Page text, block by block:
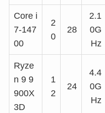
Core i
7-147
00
2
0
28
2.1
0G
Hz
Ryze
n 9 9
900X
3D
1
2
24
4.4
0G
Hz